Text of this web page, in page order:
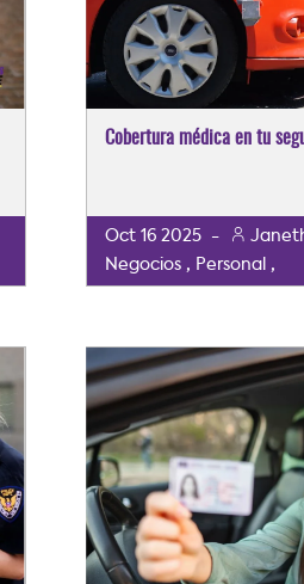
Cobertura médica en tu
Oct 16 2025 -
Negocios, Personal ,